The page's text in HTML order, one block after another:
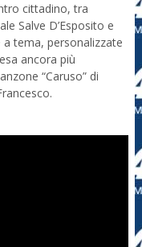
cittadino, tra
Salve D’Esposito e
tema, personalizzate
ancora più
“Caruso” di